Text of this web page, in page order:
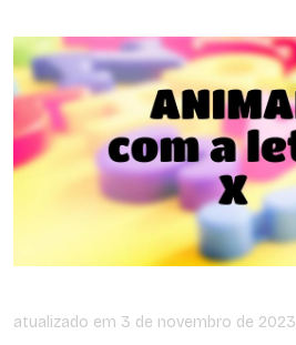
atualizado em 3 de novembro de 2023